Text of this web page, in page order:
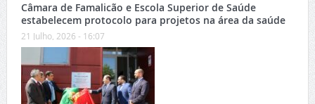
Câmara de Famalicão e Escola Superior de Saúde
estabelecem protocolo para projetos na área da saúde
21 Julho, 2026 - 16:07